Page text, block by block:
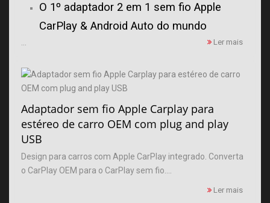
O 1º adaptador 2 em 1 sem fio Apple
CarPlay & Android Auto do mundo
Ler mais
Adaptador sem fio Apple Carplay para
estéreo de carro OEM com plug and play
USB
Design para carros com Apple CarPlay integrado. Converta
o CarPlay OEM para o CarPlay sem fio....
Ler mais